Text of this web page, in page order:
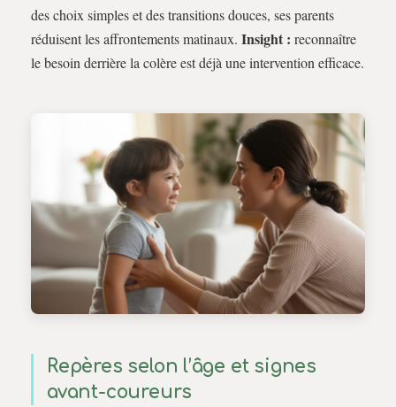
des choix simples et des transitions douces, ses parents
réduisent les affrontements matinaux. Insight : reconnaître
le besoin derrière la colère est déjà une intervention efficace.
Repères selon l’âge et signes
avant-coureurs